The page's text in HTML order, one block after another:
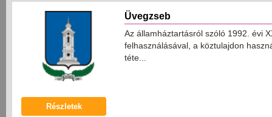
Üvegzseb
Az államháztartásról szóló 1992. évi
felhasználásával, a köztulajdon
téte...
Részletek